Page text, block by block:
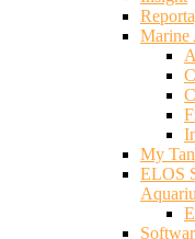
Marine
My
ELOS